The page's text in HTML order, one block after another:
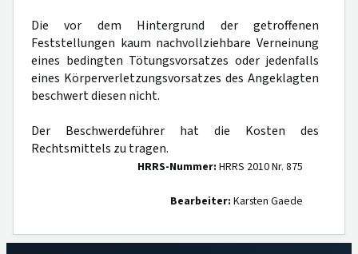
Die vor dem Hintergrund der getroffenen
Feststellungen kaum nachvollziehbare Verneinung
eines bedingten Tötungsvorsatzes oder jedenfalls
eines Körperverletzungsvorsatzes des Angeklagten
beschwert diesen nicht.
Der Beschwerdeführer hat die Kosten des
Rechtsmittels zu tragen.
HRRS-Nummer: HRRS 2010 Nr. 875
Bearbeiter: Karsten Gaede